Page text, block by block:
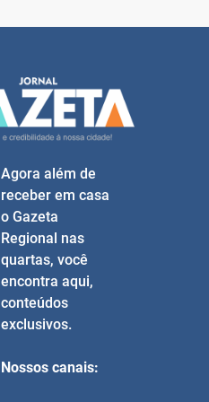
Agora além de
receber em casa
o Gazeta
Regional nas
quartas, você
encontra aqui,
conteúdos
exclusivos.
Nossos canais: